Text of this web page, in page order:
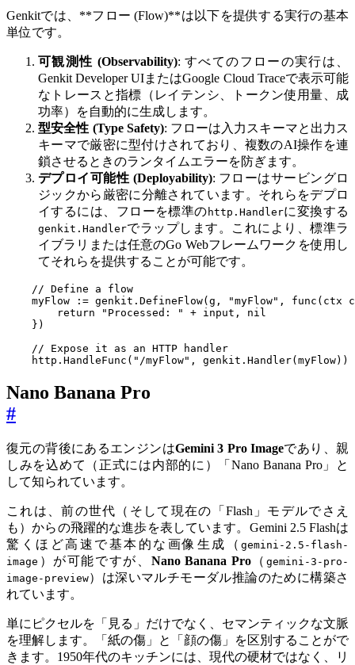
Genkitでは、**フロー (Flow)**は以下を提供する実行の基本
単位です。
可観測性 (Observability): すべてのフローの実行は、
Genkit Developer UIまたはGoogle Cloud Traceで表示可能
なトレースと指標（レイテンシ、トークン使用量、成
功率）を自動的に生成します。
型安全性 (Type Safety): フローは入力スキーマと出力ス
キーマで厳密に型付けされており、複数のAI操作を連
鎖させるときのランタイムエラーを防ぎます。
デプロイ可能性 (Deployability): フローはサービングロ
ジックから厳密に分離されています。それらをデプロ
イするには、フローを標準の http.Handlerに変換する
genkit.Handlerでラップします。これにより、標準ラ
イブラリまたは任意のGo Webフレームワークを使用し
てそれらを提供することが可能です。
// Define a flow
myFlow
:= genkit . DefineFlow( g , "myFlow" , func ( ctx
return
"Processed: " + input ,
nil
})
// Expose it as an HTTP handler
http . HandleFunc ( "/myFlow" , genkit . Handler( myFlow))
Nano Banana Pro
#
復元の背後にあるエンジンはGemini 3 Pro Imageであり、親
しみを込めて（正式には内部的に）「Nano Banana Pro」と
して知られています。
これは、前の世代（そして現在の「Flash」モデルでさえ
も）からの飛躍的な進歩を表しています。Gemini 2.5 Flashは
驚くほど高速で基本的な画像生成（ gemini-2.5-flash-
image ）が可能ですが、 Nano Banana Pro（gemini-3-pro-
image-preview）は深いマルチモーダル推論のために構築さ
れています。
単にピクセルを「見る」だけでなく、セマンティックな文脈
を理解します。「紙の傷」と「顔の傷」を区別することがで
きます。1950年代のキッチンには、現代の硬材ではなく、リ